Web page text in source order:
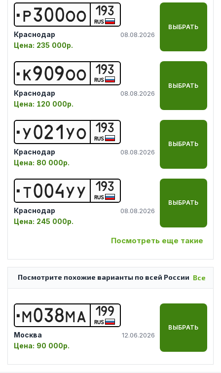
Р300ОО 193
RUS
Краснодар 08.08.2026
Цена: 235 000р.
ВЫБРАТЬ
К909ОО 193
RUS
Краснодар 08.08.2026
Цена: 120 000р.
ВЫБРАТЬ
У021 УО 193
RUS
Краснодар 08.08.2026
Цена: 80 000р.
ВЫБРАТЬ
Т004УУ 193
RUS
Краснодар 08.08.2026
Цена: 245 000р.
ВЫБРАТЬ
Посмотреть еще такие
Все
Посмотрите похожие варианты по всей России
М038МА 199
RUS
Москва 12.06.2026
Цена: 90 000р.
ВЫБРАТЬ